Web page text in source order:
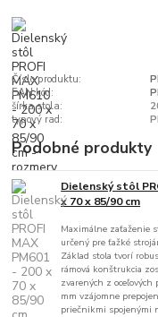
Číslo produktu:
EAN kód:
šírka stola:
typový rad:
Podobné produkty
Dielenský stôl
x 70 x 85/90 cm
Maximálne zaťaženie
určený pre ťažké
Základ stola tvorí
rámová konštrukcia
zvarených z
mm vzájomne
priečnikmi spojenými